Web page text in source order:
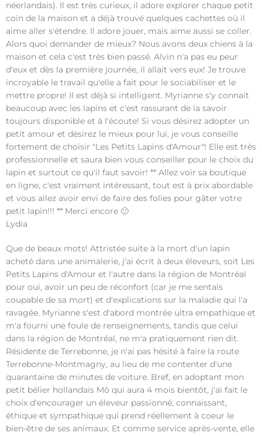
néerlandais). Il est très curieux, il adore explorer chaque petit
coin de la maison et a déjà trouvé quelques cachettes où il
aime aller s'étendre. Il adore jouer, mais aime aussi se coller.
Alors quoi demander de mieux? Nous avons deux chiens à la
maison et cela c'est très bien passé. Alvin n'a pas eu peur
d'eux et dès la première journée, il allait vers eux! Je trouve
incroyable le travail qu'elle a fait pour le sociabiliser et le
mettre propre! Il est déjà si intelligent. Myrianne s'y connait
beaucoup avec les lapins et c'est rassurant de la savoir
toujours disponible et à l'écoute! Si vous désirez adopter un
petit amour et désirez le mieux pour lui, je vous conseille
fortement de choisir "Les Petits Lapins d'Amour"! Elle est très
professionnelle et saura bien vous conseiller pour le choix du
lapin et surtout ce qu'il faut savoir! ** Allez voir sa boutique
en ligne, c'est vraiment intéressant, tout est à prix abordable
et vous allez avoir envi de faire des folies pour gâter votre
petit lapin!!! ** Merci encore 🙂
Lydia
Que de beaux mots! Attristée suite à la mort d'un lapin
acheté dans une animalerie, j'ai écrit à deux éleveurs, soit Les
Petits Lapins d'Amour et l'autre dans la région de Montréal
pour oui, avoir un peu de réconfort (car je me sentais
coupable de sa mort) et d'explications sur la maladie qui l'a
ravagée. Myrianne s'est d'abord montrée ultra empathique et
m'a fourni une foule de renseignements, tandis que celui
dans la région de Montréal, ne m'a pratiquement rien dit.
Résidente de Terrebonne, je n'ai pas hésité à faire la route
Terrebonne-Montmagny, au lieu de me contenter d'une
quarantaine de minutes de voiture. Bref, en adoptant mon
petit bélier hollandais Mô qui aura 4 mois bientôt, j'ai fait le
choix d'encourager un éleveur passionné, connaissant,
éthique et sympathique qui prend réellement à coeur le
bien-être de ses animaux. Et comme service après-vente, elle